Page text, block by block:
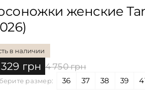
женские
в наличии
размер: 36 37 38 39
грн 4 750 грн